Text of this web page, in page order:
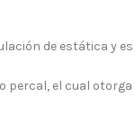
de estática y es
percal, el cual otorga